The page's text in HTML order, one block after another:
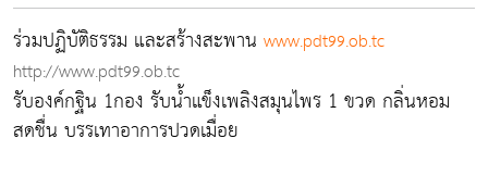
ร่วมปฏิบัติธรรม และสร้างสะพาน www.pdt99.ob.tc
http://www.pdt99.ob.tc
รับองค์กฐิน 1กอง รับน้ำแข็งเพลิงสมุนไพร 1 ขวด กลิ่นหอม
สดชื่น บรรเทาอาการปวดเมื่อย